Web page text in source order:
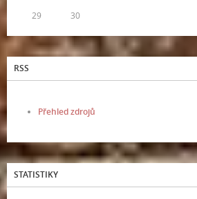
29
30
RSS
Přehled zdrojů
STATISTIKY